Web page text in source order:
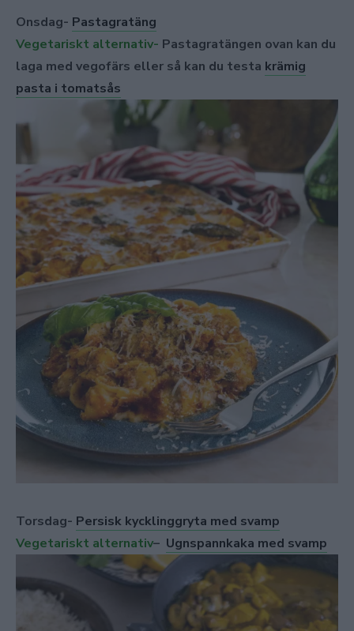
Onsdag- Pastagratäng
Vegetariskt alternativ- Pastagratängen ovan kan du
laga med vegofärs eller så kan du testa krämig
pasta i tomatsås
Torsdag- Persisk kycklinggryta med svamp
Vegetariskt alternativ– Ugnspannkaka med svamp